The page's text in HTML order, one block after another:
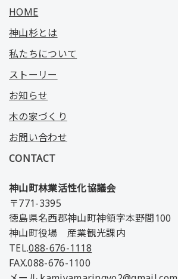
HOME
神山杉とは
私たちについて
ストーリー
お知らせ
木の家づくり
お問い合わせ
CONTACT
神山町林業活性化協議会
〒771-3395
徳島県名西郡神山町神領字本野間100
神山町役場 産業観光課内
TEL.088-676-1118
FAX.088-676-1100